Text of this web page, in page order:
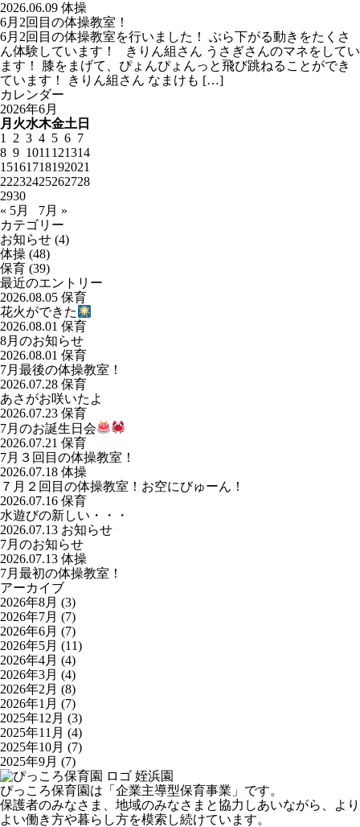
2026.06.09 体操
6月2回目の体操教室！
6月2回目の体操教室を行いました！ ぶら下がる動きをたくさ
ん体験しています！ きりん組さん うさぎさんのマネをしてい
ます！ 膝をまげて、ぴょんぴょんっと飛び跳ねることができ
ています！ きりん組さん なまけも […]
カレンダー
2026年6月
月 火水木金土 日
1
2 3 4 5 6 7
8 9 1011 121314
15161718192021
22232425262728
2930
« 5月
7月 »
カテゴリー
お知らせ (4)
体操 (48)
保育 (39)
最近のエントリー
2026.08.05 保育
花火ができた
2026.08.01 保育
8月のお知らせ
2026.08.01 保育
7月最後の体操教室！
2026.07.28 保育
あさがお咲いたよ
2026.07.23 保育
7月のお誕生日会
2026.07.21 保育
7月３回目の体操教室！
2026.07.18 体操
７月２回目の体操教室！お空にびゅーん！
2026.07.16 保育
水遊びの新しい・・・
2026.07.13 お知らせ
7月のお知らせ
2026.07.13 体操
7月最初の体操教室！
アーカイブ
2026年8月 (3)
2026年7月 (7)
2026年6月 (7)
2026年5月 (11)
2026年4月 (4)
2026年3月 (4)
2026年2月 (8)
2026年1月 (7)
2025年12月 (3)
2025年11月 (4)
2025年10月 (7)
2025年9月 (7)
姪浜園
ぴっころ保育園は「企業主導型保育事業」です。
保護者のみなさま、地域のみなさまと協力しあいながら、より
よい働き方や暮らし方を模索し続けています。